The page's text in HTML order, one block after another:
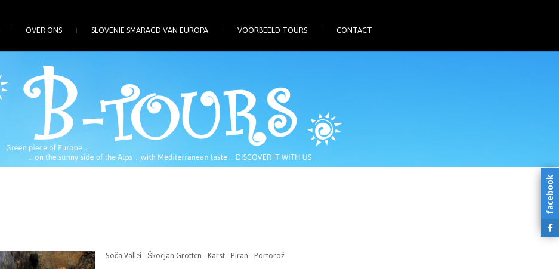
OVER ONS SLOVENIE SMARAGD VAN EUROPA VOORBEELD TOURS CONTACT
Soča Vallei - Škocjan Grotten - Karst - Piran - Portorož
facebook